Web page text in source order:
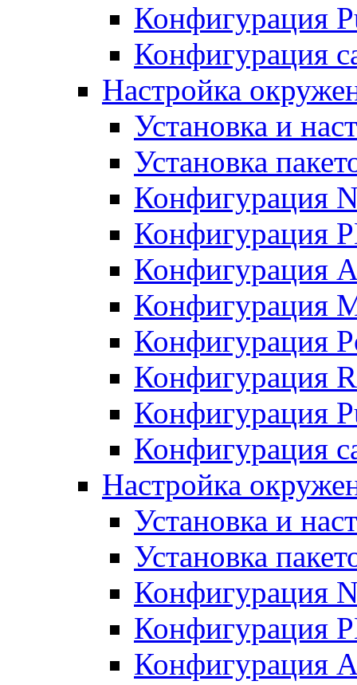
Конфигурация
Конфигурация
Настройка
Установка и
Установка
Конфигурация
Конфигурация
Конфигурация
Конфигурация
Конфигурация
Конфигурация
Конфигурация
Конфигурация
Настройка
Установка и
Установка
Конфигурация
Конфигурация
Конфигурация